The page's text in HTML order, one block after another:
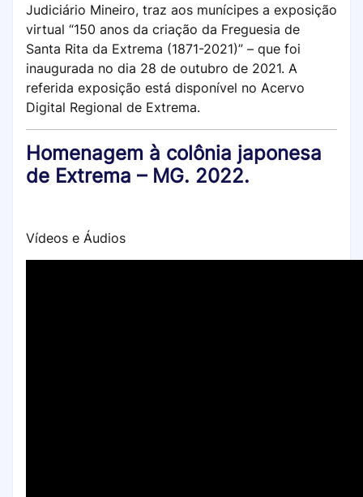
Judiciário Mineiro, traz aos munícipes a exposição
virtual “150 anos da criação da Freguesia de
Santa Rita da Extrema (1871-2021)” – que foi
inaugurada no dia 28 de outubro de 2021. A
referida exposição está disponível no Acervo
Digital Regional de Extrema.
Homenagem à colônia japonesa
de Extrema – MG. 2022.
Vídeos e Áudios